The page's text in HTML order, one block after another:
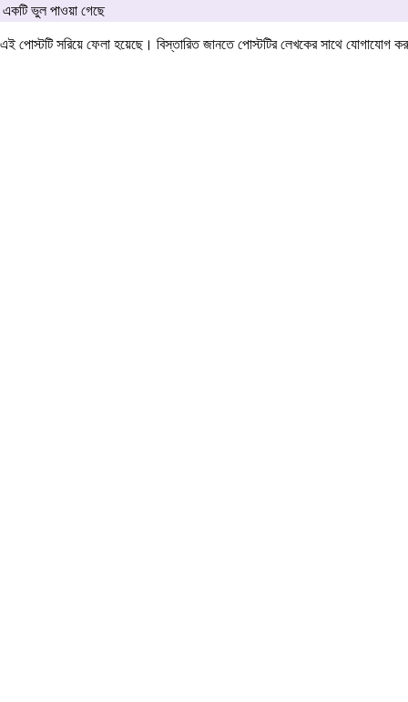
একটি ভুল পাওয়া গেছে
এই পোস্টটি সরিয়ে ফেলা হয়েছে। বিস্তারিত জানতে পোস্টটির লেখকের সাথে যোগাযোগ